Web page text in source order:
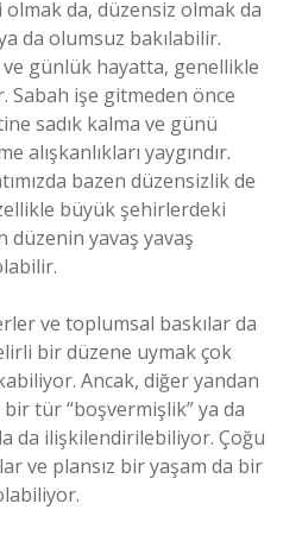
da, düzensiz olmak da
da olumsuz bakılabilir.
ve günlük hayatta, genellikle
Sabah işe gitmeden önce
sadık kalma ve günü
alışkanlıkları yaygındır.
bazen düzensizlik de
büyük şehirlerdeki
düzenin yavaş yavaş
ve toplumsal baskılar da
bir düzene uymak çok
Ancak, diğer yandan
tür “boşvermişlik” ya da
da ilişkilendirilebiliyor. Çoğu
ve plansız bir yaşam da bir